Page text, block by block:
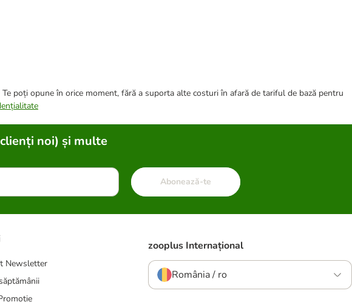
poți opune în orice moment, fără a suporta alte costuri în afară de tariful de bază pentru
noi) și multe
Abonează-te
Newsletter
zooplus Internațional
România / ro